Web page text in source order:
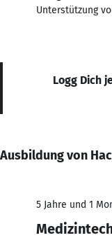
Unterstützung
Logg Dich
Ausbildung von
5 Jahre und 1